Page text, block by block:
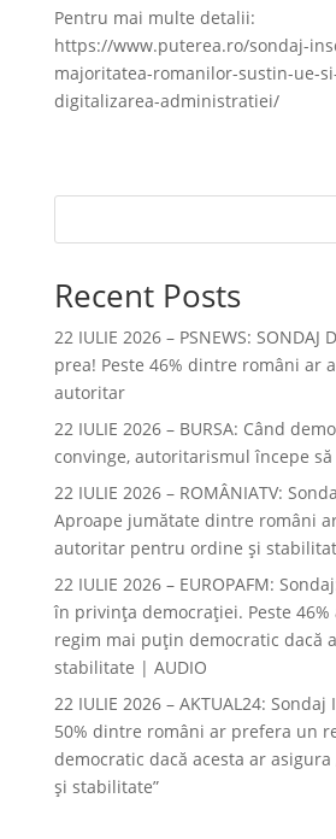
Pentru mai multe detalii:
https://www.puterea.ro/sondaj-
majoritatea-romanilor-sustin-ue-
digitalizarea-administratiei/
Recent Posts
22 IULIE 2026 – PSNEWS:
prea! Peste 46% dintre români ar
autoritar
22 IULIE 2026 – BURSA: Când
convinge, autoritarismul începe să
22 IULIE 2026 – ROMÂNIATV:
Aproape jumătate dintre români
autoritar pentru ordine și
22 IULIE 2026 – EUROPAFM:
în privința democrației. Peste
regim mai puțin democratic dacă
stabilitate | AUDIO
22 IULIE 2026 – AKTUAL24: Sondaj
50% dintre români ar prefera un
democratic dacă acesta ar
și stabilitate”